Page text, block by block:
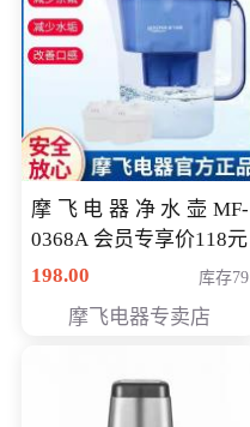
摩飞电器净水壶MF-
0368A 会员专享价118元
198.00
库存79
摩飞电器专卖店